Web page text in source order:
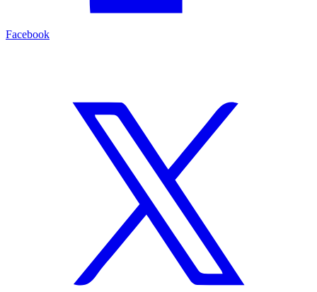
Facebook